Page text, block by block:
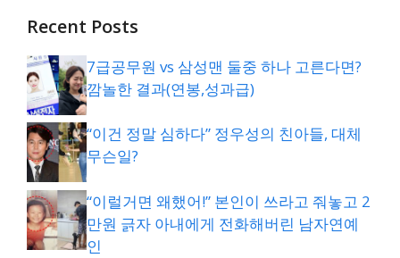
Recent Posts
7급공무원 vs 삼성맨 둘중 하나 고른다면?
깜놀한 결과(연봉,성과급)
“이건 정말 심하다” 정우성의 친아들, 대체
무슨일?
“이럴거면 왜했어!” 본인이 쓰라고 줘놓고 2
만원 긁자 아내에게 전화해버린 남자연예
인